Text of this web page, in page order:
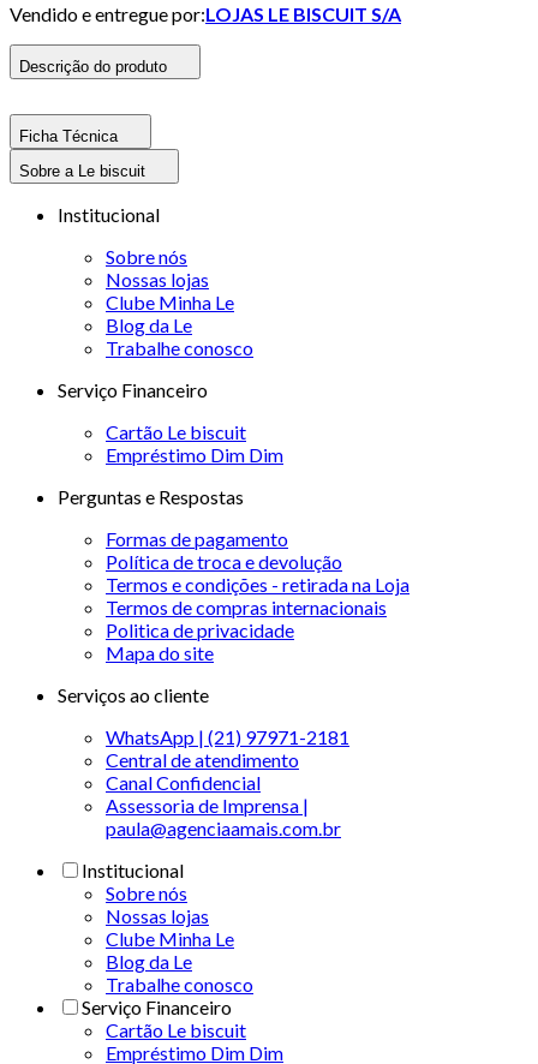
Vendido e entregue por:LOJAS LE BISCUIT S/A
Descrição do produto
Ficha Técnica
Sobre a Le biscuit
Institucional
Sobre nós
Nossas lojas
Clube Minha Le
Blog da Le
Trabalhe conosco
Serviço Financeiro
Cartão Le biscuit
Empréstimo Dim Dim
Perguntas e Respostas
Formas de pagamento
Política de troca e devolução
Termos e condições - retirada na Loja
Termos de compras internacionais
Politica de privacidade
Mapa do site
Serviços ao cliente
WhatsApp | (21) 97971-2181
Central de atendimento
Canal Confidencial
Assessoria de Imprensa |
paula@agenciaamais.com.br
Institucional
Sobre nós
Nossas lojas
Clube Minha Le
Blog da Le
Trabalhe conosco
Serviço Financeiro
Cartão Le biscuit
Empréstimo Dim Dim